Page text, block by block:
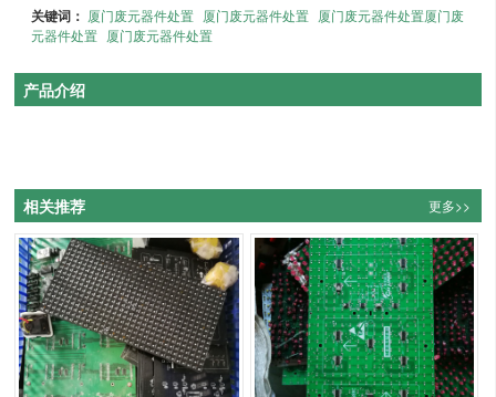
关键词： 厦门废元器件处置 厦门废元器件处置 厦门废元器件处置厦门废
元器件处置 厦门废元器件处置
产品介绍
更多>>
相关推荐